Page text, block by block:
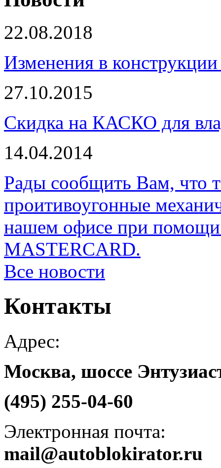
22.08.2018
Изменения в
27.10.2015
Скидка на КАСКО для
14.04.2014
Рады сообщить Вам, что
проитивоугонные
нашем офисе при помощи
MASTERCARD.
Все новости
Контакты
Адрес:
Москва, шоссе
(495) 255-04-60
Электронная почта:
mail@autoblokirator.ru